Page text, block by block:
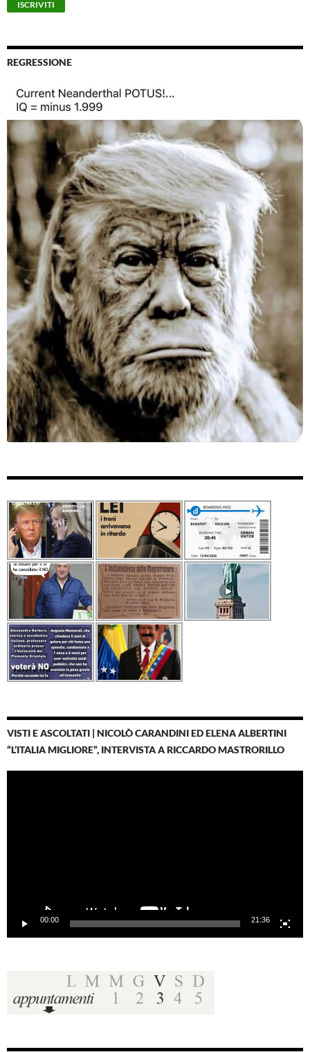
REGRESSIONE
VISTI E ASCOLTATI | NICOLÒ CARANDINI ED ELENA ALBERTINI
“L’ITALIA MIGLIORE”, INTERVISTA A RICCARDO MASTRORILLO
00:00 21:36